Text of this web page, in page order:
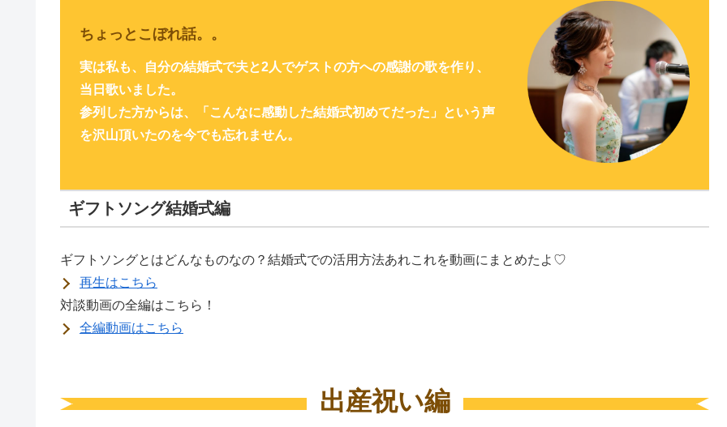
ちょっとこぼれ話。。
実は私も、自分の結婚式で夫と2人でゲストの方への感謝の歌を作り、
当日歌いました。
参列した方からは、「こんなに感動した結婚式初めてだった」という声
を沢山頂いたのを今でも忘れません。
ギフトソング結婚式編
ギフトソングとはどんなものなの？結婚式での活用方法あれこれを動画にまとめたよ♡
再生はこちら
対談動画の全編はこちら！
全編動画はこちら
出産祝い編